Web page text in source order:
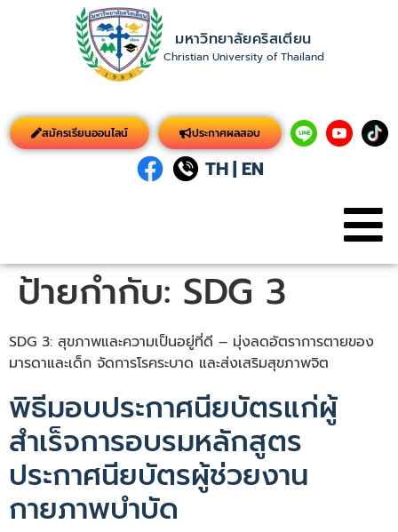
มหาวิทยาลัยคริสเตียน
Christian University of Thailand
สมัครเรียนออนไลน์ ประกาศผลสอบ
TH| EN
ป้ายกำกับ: SDG 3
SDG 3: สุขภาพและความเป็นอยู่ที่ดี – มุ่งลดอัตราการตายของ
มารดาและเด็ก จัดการโรคระบาด และส่งเสริมสุขภาพจิต
พิธีมอบประกาศนียบัตรแก่ผู้
สำเร็จการอบรมหลักสูตร
ประกาศนียบัตรผู้ช่วยงาน
กายภาพบำบัด